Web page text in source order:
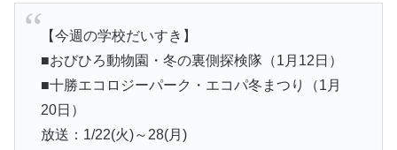
【今週の学校だいすき】
■おびひろ動物園・冬の裏側探検隊（1月12日）
■十勝エコロジーパーク・エコパ冬まつり（1月
20日）
放送：1/22(火)～28(月)